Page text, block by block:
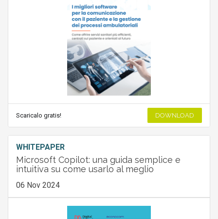
Scaricalo gratis! DOWNLOAD
WHITEPAPER
Microsoft Copilot: una guida semplice e
intuitiva su come usarlo al meglio
06 Nov 2024